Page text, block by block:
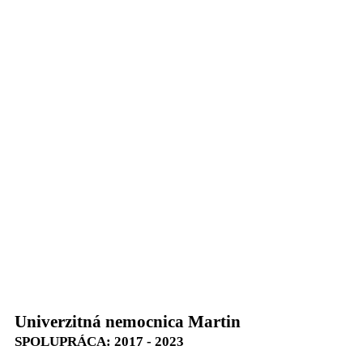
Univerzitná nemocnica Martin
SPOLUPRÁCA: 2017 - 2023